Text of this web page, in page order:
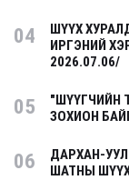
04
ШҮҮХ
ИРГЭНИЙ
2026.07.06/
05
"ШҮҮГЧИЙН
ЗОХИОН
06
ДАРХАН-
ШАТНЫ